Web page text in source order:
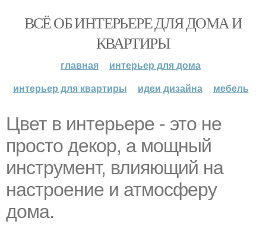
ВСЁ ОБ ИНТЕРЬЕРЕ ДЛЯ ДОМА И
КВАРТИРЫ
главная
интерьер для дома
интерьер для квартиры
идеи дизайна мебель
Цвет в интерьере - это не
просто декор, а мощный
инструмент, влияющий на
настроение и атмосферу
дома.